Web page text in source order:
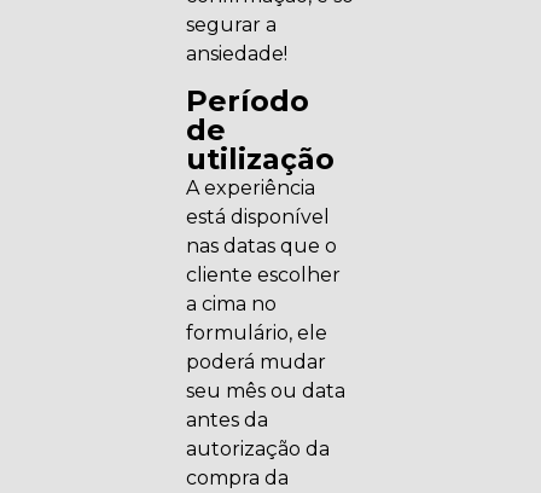
segurar a
ansiedade!
Período
de
utilização
A experiência
está disponível
nas datas que o
cliente escolher
a cima no
formulário, ele
poderá mudar
seu mês ou data
antes da
autorização da
compra da